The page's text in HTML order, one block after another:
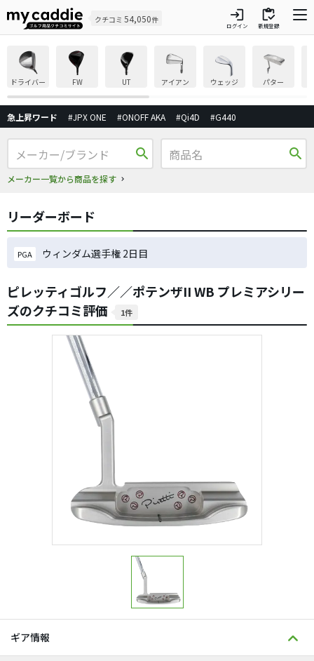
クチコミ 54,050件 login
ログイン
inventory
新規登録
ドライバー FW UT アイアン ウェッジ パター
急上昇ワード #JPX ONE #ONOFF AKA #Qi4D #G440
search
メーカー一覧から商品を探す
search
リーダーボード
PGA ウィンダム選手権 2日目
ピレッティゴルフ／／ポテンザII WB プレミアシリー
ズのクチコミ評価
1件
ギア情報